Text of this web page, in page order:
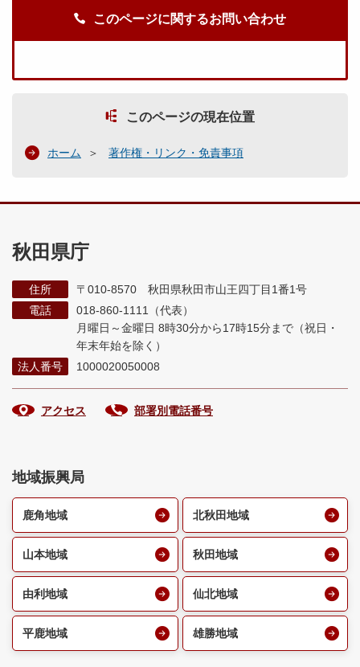
このページに関するお問い合わせ
このページの現在位置
ホーム 著作権・リンク・免責事項
秋田県庁
住所
〒010-8570 秋田県秋田市山王四丁目1番1号
電話
018-860-1111（代表）
月曜日～金曜日 8時30分から17時15分まで （祝日・
年末年始を除く）
法人番号
1000020050008
アクセス 部署別電話番号
地域振興局
鹿角地域 北秋田地域
山本地域 秋田地域
由利地域 仙北地域
平鹿地域 雄勝地域